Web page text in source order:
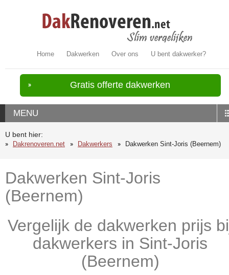
Home Dakwerken Over ons U bent dakwerker?
Gratis offerte dakwerken
MENU
U bent hier:
Dakrenoveren.net
Dakwerkers Dakwerken Sint-Joris (Beernem)
Dakwerken Sint-Joris
(Beernem)
Vergelijk de dakwerken prijs
dakwerkers in Sint-Joris
(Beernem)